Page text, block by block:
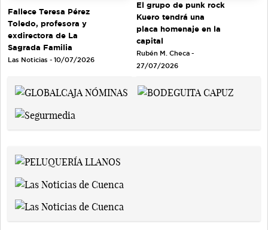
Fallece Teresa Pérez
Toledo, profesora y
exdirectora de La
Sagrada Familia
Las Noticias - 10/07/2026
El grupo de punk rock
Kuero tendrá una
placa homenaje en la
capital
Rubén M. Checa -
27/07/2026